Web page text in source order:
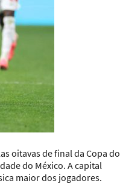
oitavas de final da Copa do
do México. A capital
maior dos jogadores.